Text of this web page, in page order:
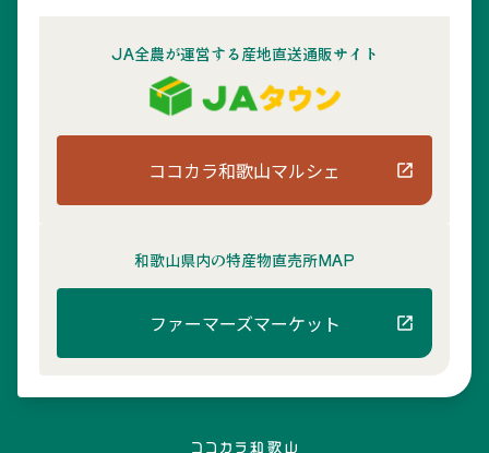
JA全農が運営する産地直送通販サイト
ココカラ和歌山マルシェ
和歌山県内の特産物直売所MAP
ファーマーズマーケット